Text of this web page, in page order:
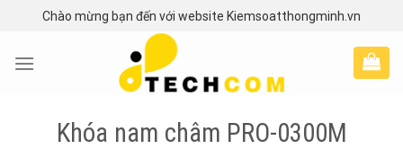
content
Chào mừng bạn đến với website Kiemsoatthongminh.vn
Khóa nam châm PRO-0300M